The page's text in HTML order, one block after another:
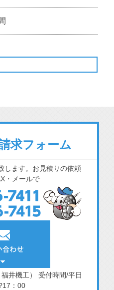
求フォーム
します。お見積りの依頼
・メールで
井機工） 受付時間/平日
：00